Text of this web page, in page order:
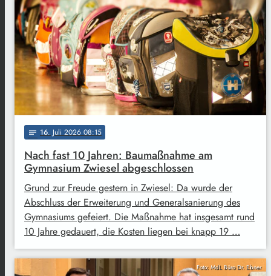
notes 16. Juli 2026 08:15
Nach fast 10 Jahren: Baumaßnahme am
Gymnasium Zwiesel abgeschlossen
Grund zur Freude gestern in Zwiesel: Da wurde der
Abschluss der Erweiterung und Generalsanierung des
Gymnasiums gefeiert. Die Maßnahme hat insgesamt rund
10 Jahre gedauert, die Kosten liegen bei knapp 19 …
Foto: MdL Büro Dr. Ebner